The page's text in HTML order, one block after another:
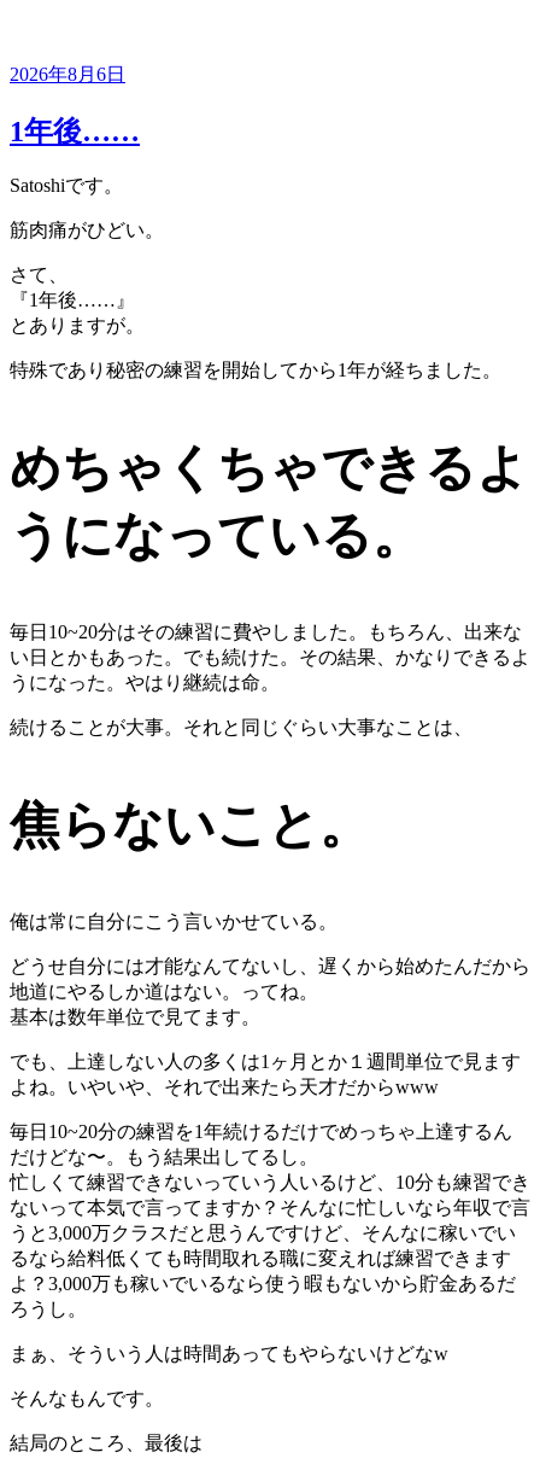
投
日:
2026年8月6日
1年後……
Satoshiです。
筋肉痛がひどい。
さて、
『1年後……』
とありますが。
特殊であり秘密の練習を開始してから1年が経ちました。
めちゃくちゃできるよ
うになっている。
毎日10~20分はその練習に費やしました。もちろん、出来な
い日とかもあった。でも続けた。その結果、かなりできるよ
うになった。やはり継続は命。
続けることが大事。それと同じぐらい大事なことは、
焦らないこと。
俺は常に自分にこう言いかせている。
どうせ自分には才能なんてないし、遅くから始めたんだから
地道にやるしか道はない。ってね。
基本は数年単位で見てます。
でも、上達しない人の多くは1ヶ月とか１週間単位で見ます
よね。いやいや、それで出来たら天才だからwww
毎日10~20分の練習を1年続けるだけでめっちゃ上達するん
だけどな〜。もう結果出してるし。
忙しくて練習できないっていう人いるけど、10分も練習でき
ないって本気で言ってますか？そんなに忙しいなら年収で言
うと3,000万クラスだと思うんですけど、そんなに稼いでい
るなら給料低くても時間取れる職に変えれば練習できます
よ？3,000万も稼いでいるなら使う暇もないから貯金あるだ
ろうし。
まぁ、そういう人は時間あってもやらないけどなw
そんなもんです。
結局のところ、最後は